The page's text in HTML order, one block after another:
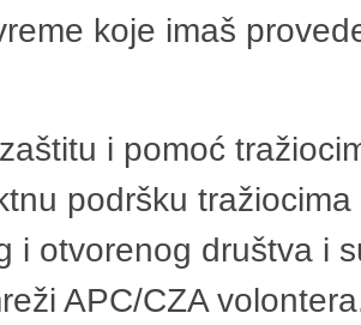
koje imaš
i pomoć
podršku
i otvorenog društva i
APC/CZA